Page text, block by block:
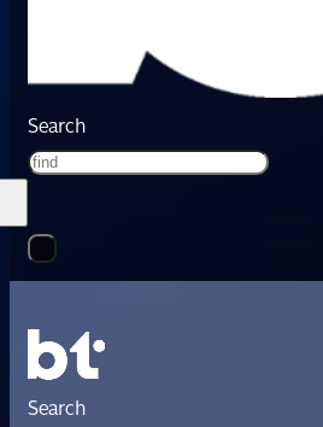
Search
Search